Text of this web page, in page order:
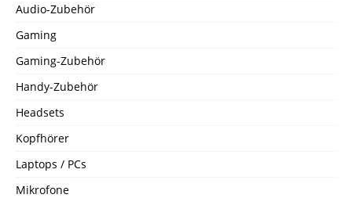
Audio-Zubehör
Gaming
Gaming-Zubehör
Handy-Zubehör
Headsets
Kopfhörer
Laptops / PCs
Mikrofone